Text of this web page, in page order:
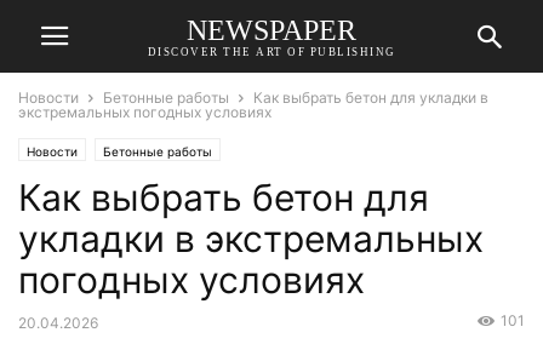
NEWSPAPER
DISCOVER THE ART OF PUBLISHING
Новости Бетонные работы
Как выбрать бетон для укладки в
экстремальных погодных условиях
Новости Бетонные работы
Как выбрать бетон для
укладки в экстремальных
погодных условиях
20.04.2026 101